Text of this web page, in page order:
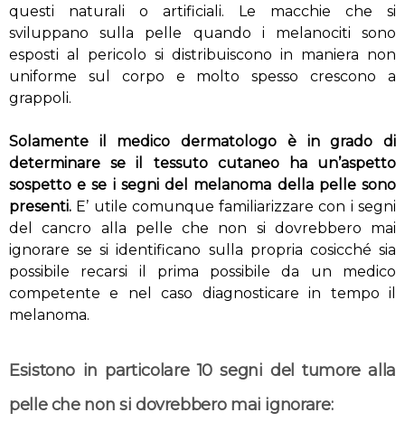
questi naturali o artificiali. Le macchie che si
sviluppano sulla pelle quando i melanociti sono
esposti al pericolo si distribuiscono in maniera non
uniforme sul corpo e molto spesso crescono a
grappoli.
Solamente il medico dermatologo è in grado di
determinare se il tessuto cutaneo ha un’aspetto
sospetto e se i segni del melanoma della pelle sono
presenti. E’ utile comunque familiarizzare con i segni
del cancro alla pelle che non si dovrebbero mai
ignorare se si identificano sulla propria cosicché sia
possibile recarsi il prima possibile da un medico
competente e nel caso diagnosticare in tempo il
melanoma.
Esistono in particolare 10 segni del tumore alla
pelle che non si dovrebbero mai ignorare: